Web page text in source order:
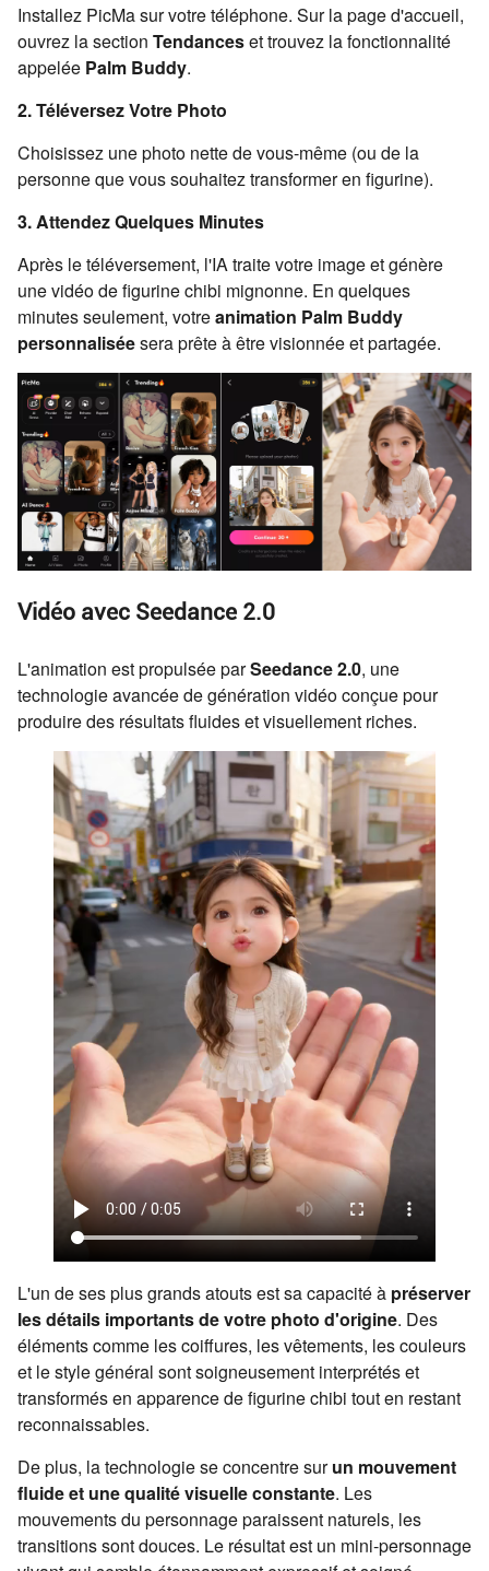
Installez PicMa sur votre téléphone. Sur la page d'accueil,
ouvrez la section Tendanceset trouvez la fonctionnalité
appelée Palm Buddy.
2. Téléversez Votre Photo
Choisissez une photo nette de vous-même (ou de la
personne que vous souhaitez transformer en figurine).
3. Attendez Quelques Minutes
Après le téléversement, l'IA traite votre image et génère
une vidéo de figurine chibi mignonne. En quelques
minutes seulement, votreanimation Palm Buddy
personnaliséesera prête à être visionnée et partagée.
Vidéo avec Seedance 2.0
L'animation est propulsée parSeedance 2.0, une
technologie avancée de génération vidéo conçue pour
produire des résultats fluides et visuellement riches.
L'un de ses plus grands atouts est sa capacité à préserver
les détails importants de votre photo d'origine. Des
éléments comme les coiffures, les vêtements, les couleurs
et le style général sont soigneusement interprétés et
transformés en apparence de figurine chibi tout en restant
reconnaissables.
De plus, la technologie se concentre surun mouvement
fluide et une qualité visuelle constante. Les
mouvements du personnage paraissent naturels, les
transitions sont douces. Le résultat est un mini-personnage